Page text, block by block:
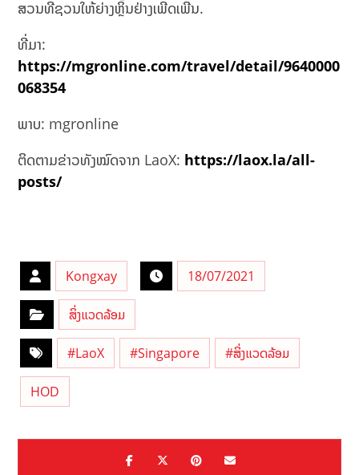
ສວນທີ່ຊວນໃຫ້ຍ່າງຫຼິ້ນຢ່າງເພີດເພີນ.
ທີ່ມາ:
https://mgronline.com/travel/detail/9640000
068354
ພາບ: mgronline
ຕິດຕາມຂ່າວທັງໝົດຈາກ LaoX: https://laox.la/all-
posts/
Kongxay 18/07/2021
ສິ່ງແວດລ້ອມ
#LaoX #Singapore #ສິ່ງແວດລ້ອມ
HOD